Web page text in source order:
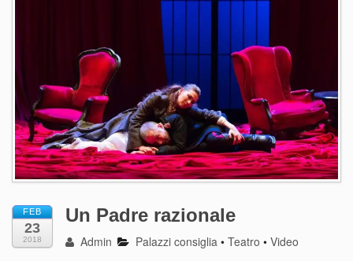
FEB
23
2018
Un Padre razionale
Admin Palazzi consiglia •Teatro •Video